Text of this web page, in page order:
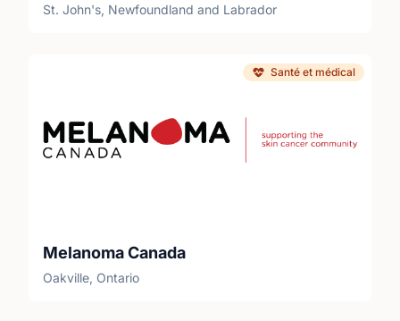
St. John's, Newfoundland and Labrador
Santé et médical
Melanoma Canada
Oakville, Ontario